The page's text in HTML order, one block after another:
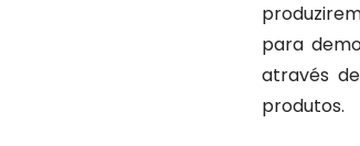
para
através
produtos.